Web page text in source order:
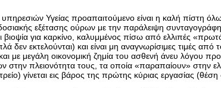
Υγείας προαπαιτούμενο είναι η καλή πίστη
εξέτασης ούρων με την παράλειψη
βιοψία για καρκίνο, καλυμμένος πίσω από ελλιπές
δεν εκτελούνται) και είναι μη αναγνωρίσιμες τιμές
με μεγάλη οικονομική ζημία του ασθενή άνευ λόγου
πλειονότητα τους, τα οποία «παραπαίουν» στην
γίνεται εις βάρος της πρώτης κύριας εργασίας